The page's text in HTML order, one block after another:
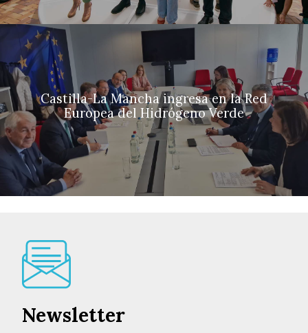
Castilla-La Mancha ingresa en la Red
Europea del Hidrógeno Verde
Newsletter